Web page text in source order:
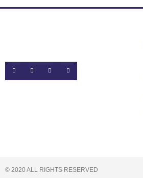
© 2020 ALL RIGHTS RESERVED​